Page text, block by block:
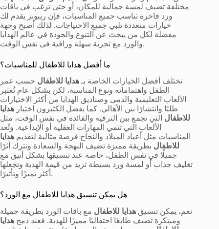
مختلفة تضيف لمسة جمالية للمكان، أو حتى ترغب في باقات
ورد فاخرة تناسب جميع المناسبات، فإن ريبونز يقدم لك
خيارات متعددة تلبي جميع الاحتياجات. لذلك أصبح وجهة
مفضلة لكل من يبحث عن التنوع والجودة في عالم الهدايا
والورد مع تجربة سهلة وراقية في نفس الوقت.
ما أفضل هدايا للاطفال للمناسبات؟
تختلف أفضل الخيارات الخاصة بـ هدايا للاطفال حسب عمر
الطفل واهتماماته ونوع المناسبة، لكن بشكل عام تُعتبر
الألعاب التعليمية والدمى وصناديق الهدايا من أكثر الاختيارات
طلبًا وانتشارًا بين الأهالي. كما يفضل الكثيرون اختيار هدايا
للاطفال التي تجمع بين الترفيه والفائدة في نفس الوقت، مثل
الألعاب التي تنمي المهارات العقلية أو الإبداعية. وتُعد
المناسبات مثل أعياد الميلاد والنجاح فرصة مثالية لتقديم هدايا
للاطفال بطريقة مميزة تضيف البهجة والسعادة وتترك أثرًا
جميلًا في نفس الطفل، خاصة عند تنسيقها بشكل أنيق مع
تغليف جذاب أو لمسة ورد بسيطة تزيد من قيمة الهدية وتجعلها
أكثر تميزًا وتأثيرًا.
هل يمكن تنسيق هدايا للاطفال مع الورد؟
نعم، يمكن تنسيق هدايا للاطفال مع باقات الورد بطريقة جميلة
ومبتكرة تضيف طابعًا احتفاليًا مميزًا للهدية. فعند دمج هدايا